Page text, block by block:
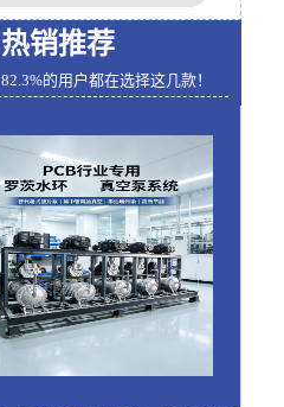
热销推荐
82.3%的用户都在选择这几款！